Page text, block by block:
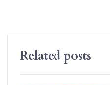
Related posts